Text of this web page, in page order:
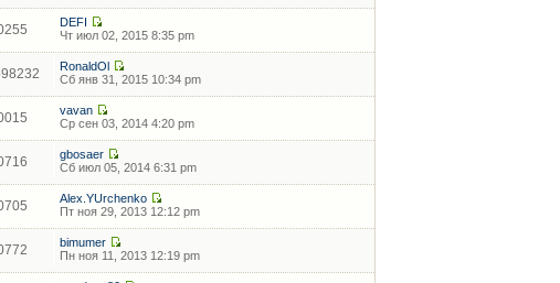
DEFI
Чт июл 02, 2015 8:35 pm
RonaldOl
Сб янв 31, 2015 10:34 pm
vavan
Ср сен 03, 2014 4:20 pm
gbosaer
Сб июл 05, 2014 6:31 pm
Alex.YUrchenko
Пт ноя 29, 2013 12:12 pm
bimumer
Пн ноя 11, 2013 12:19 pm